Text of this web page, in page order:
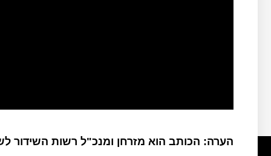
הערה: הכותב הוא מזרחן ומנכ"ל רשות השידור